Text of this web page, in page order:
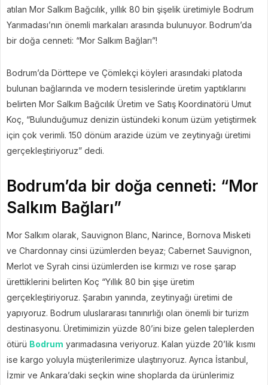
atılan Mor Salkım Bağcılık, yıllık 80 bin şişelik üretimiyle Bodrum
Yarımadası’nın önemli markaları arasında bulunuyor. Bodrum’da
bir doğa cenneti: “Mor Salkım Bağları”!
Bodrum’da Dörttepe ve Çömlekçi köyleri arasındaki platoda
bulunan bağlarında ve modern tesislerinde üretim yaptıklarını
belirten Mor Salkım Bağcılık Üretim ve Satış Koordinatörü Umut
Koç, “Bulunduğumuz denizin üstündeki konum üzüm yetiştirmek
için çok verimli. 150 dönüm arazide üzüm ve zeytinyağı üretimi
gerçekleştiriyoruz” dedi.
Bodrum’da bir doğa cenneti: “Mor
Salkım Bağları”
Mor Salkım olarak, Sauvignon Blanc, Narince, Bornova Misketi
ve Chardonnay cinsi üzümlerden beyaz; Cabernet Sauvignon,
Merlot ve Syrah cinsi üzümlerden ise kırmızı ve rose şarap
ürettiklerini belirten Koç “Yıllık 80 bin şişe üretim
gerçekleştiriyoruz. Şarabın yanında, zeytinyağı üretimi de
yapıyoruz. Bodrum uluslararası tanınırlığı olan önemli bir turizm
destinasyonu. Üretimimizin yüzde 80’ini bize gelen taleplerden
ötürü Bodrum yarımadasına veriyoruz. Kalan yüzde 20’lik kısmı
ise kargo yoluyla müşterilerimize ulaştırıyoruz. Ayrıca İstanbul,
İzmir ve Ankara’daki seçkin wine shoplarda da ürünlerimiz